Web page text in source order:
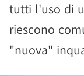
tutti l'uso di
riescono
"nuova"